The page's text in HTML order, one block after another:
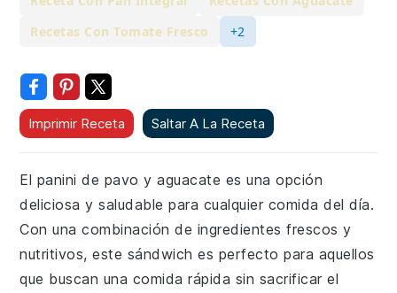
Recetas Con Tomate Fresco
+2
Imprimir Receta Saltar A La Receta
El panini de pavo y aguacate es una opción
deliciosa y saludable para cualquier comida del día.
Con una combinación de ingredientes frescos y
nutritivos, este sándwich es perfecto para aquellos
que buscan una comida rápida sin sacrificar el